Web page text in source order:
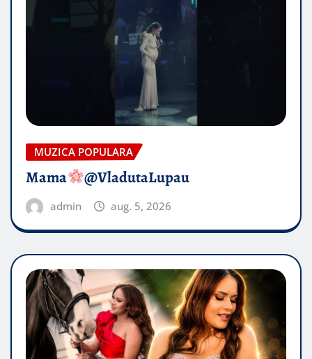
MUZICA POPULARA
Mama @VladutaLupau
admin aug. 5, 2026